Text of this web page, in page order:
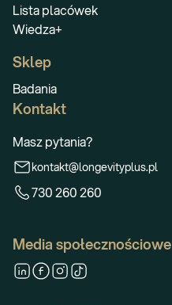
Lista placówek
Wiedza+
Sklep
Badania
Kontakt
Masz pytania?
kontakt@longevityplus.pl
730 260 260
Media społecznościowe